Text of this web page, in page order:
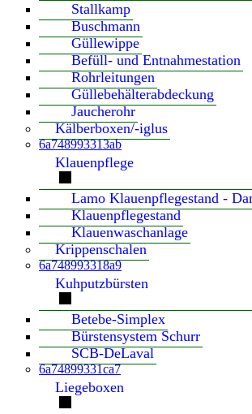
Stallkamp
Buschmann
Güllewippe
Befüll- und Entnahmestation
Rohrleitungen
Güllebehälterabdeckung
Jaucherohr
Kälberboxen/-iglus
6a748993313ab
Klauenpflege
Lamo Klauenpflegestand -
Klauenpflegestand
Klauenwaschanlage
Krippenschalen
6a748993318a9
Kuhputzbürsten
Betebe-Simplex
Bürstensystem Schurr
SCB-DeLaval
6a74899331ca7
Liegeboxen